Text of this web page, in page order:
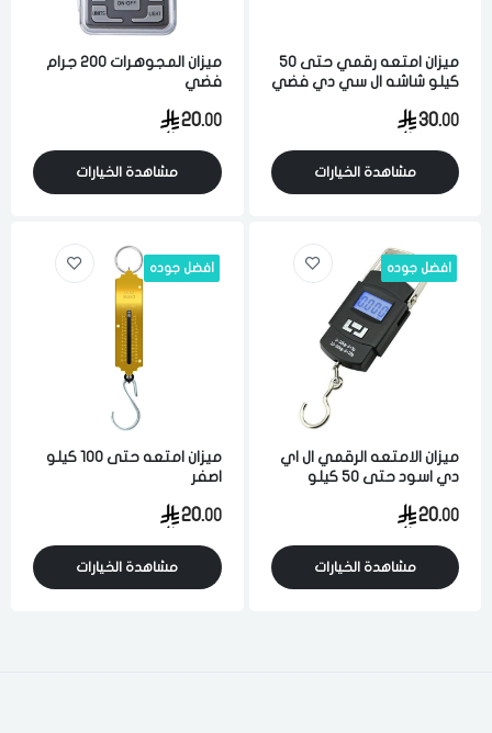
ميزان امتعه رقمي حتى 50
كيلو شاشه ال سي دي فضي
30.00
مشاهدة الخيارات
ميزان المجوهرات 200 جرام
فضي
20.00
مشاهدة الخيارات
افضل جوده
ميزان الامتعه الرقمي ال اي
دي اسود حتى 50 كيلو
20.00
مشاهدة الخيارات
افضل جوده
ميزان امتعه حتى 100 كيلو
اصفر
20.00
مشاهدة الخيارات
رقم الجوال*
تذكرنى
لقد قرأت ووافقت على سياسة الاستخدام
اختر المدينة
اختر المدينة
للسلة مؤخرا